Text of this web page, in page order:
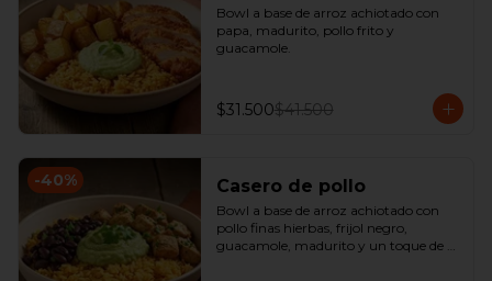
Bowl a base de arroz achiotado con
papa, madurito, pollo frito y
guacamole.
$31.500$41.500
-40% Casero de pollo
Bowl a base de arroz achiotado con
pollo finas hierbas, frijol negro,
guacamole, madurito y un toque de